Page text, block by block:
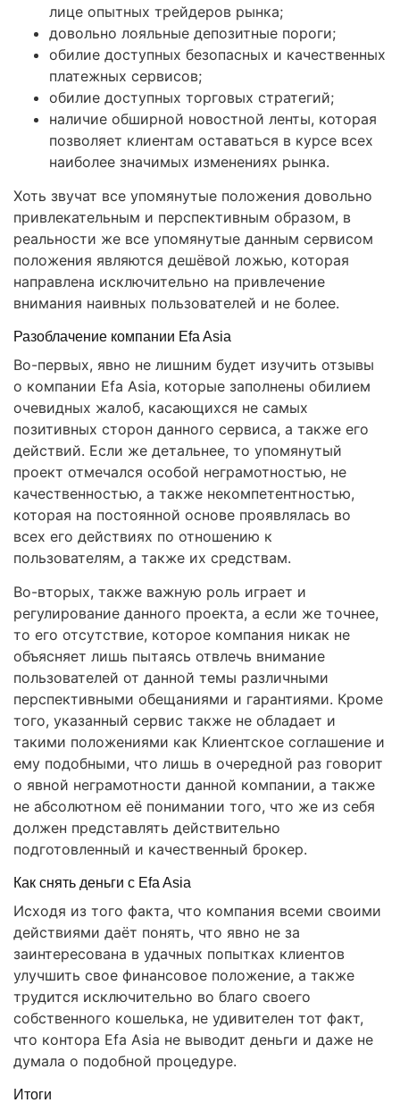
лице опытных трейдеров рынка;
довольно лояльные депозитные пороги;
обилие доступных безопасных и качественных
платежных сервисов;
обилие доступных торговых стратегий;
наличие обширной новостной ленты, которая
позволяет клиентам оставаться в курсе всех
наиболее значимых изменениях рынка.
Хоть звучат все упомянутые положения довольно
привлекательным и перспективным образом, в
реальности же все упомянутые данным сервисом
положения являются дешёвой ложью, которая
направлена исключительно на привлечение
внимания наивных пользователей и не более.
Разоблачение компании Efa Asia
Во-первых, явно не лишним будет изучить отзывы
о компании Efa Asia, которые заполнены обилием
очевидных жалоб, касающихся не самых
позитивных сторон данного сервиса, а также его
действий. Если же детальнее, то упомянутый
проект отмечался особой неграмотностью, не
качественностью, а также некомпетентностью,
которая на постоянной основе проявлялась во
всех его действиях по отношению к
пользователям, а также их средствам.
Во-вторых, также важную роль играет и
регулирование данного проекта, а если же точнее,
то его отсутствие, которое компания никак не
объясняет лишь пытаясь отвлечь внимание
пользователей от данной темы различными
перспективными обещаниями и гарантиями. Кроме
того, указанный сервис также не обладает и
такими положениями как Клиентское соглашение и
ему подобными, что лишь в очередной раз говорит
о явной неграмотности данной компании, а также
не абсолютном её понимании того, что же из себя
должен представлять действительно
подготовленный и качественный брокер.
Как снять деньги с Efa Asia
Исходя из того факта, что компания всеми своими
действиями даёт понять, что явно не за
заинтересована в удачных попытках клиентов
улучшить свое финансовое положение, а также
трудится исключительно во благо своего
собственного кошелька, не удивителен тот факт,
что контора Efa Asia не выводит деньги и даже не
думала о подобной процедуре.
Итоги